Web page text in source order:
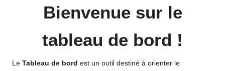
Bienvenue sur le
tableau de bord !
Le Tableau de bord est un outil destiné à orienter le